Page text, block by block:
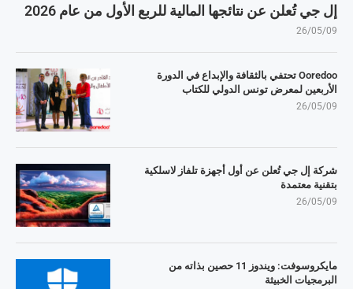
إل جي تُعلن عن نتائجها المالية للربع الأول من عام 2026
26/05/09
Ooredoo تحتفي بالثقافة والإبداع في الدورة
الأربعين لمعرض تونس الدولي للكتاب
26/05/09
شركة إل جي تُعلن عن أول أجهزة تلفاز لاسلكية
بتقنية معتمدة
26/05/09
مايكروسوفت: ويندوز 11 حصين بذاته من
البرمجيات الخبيثة